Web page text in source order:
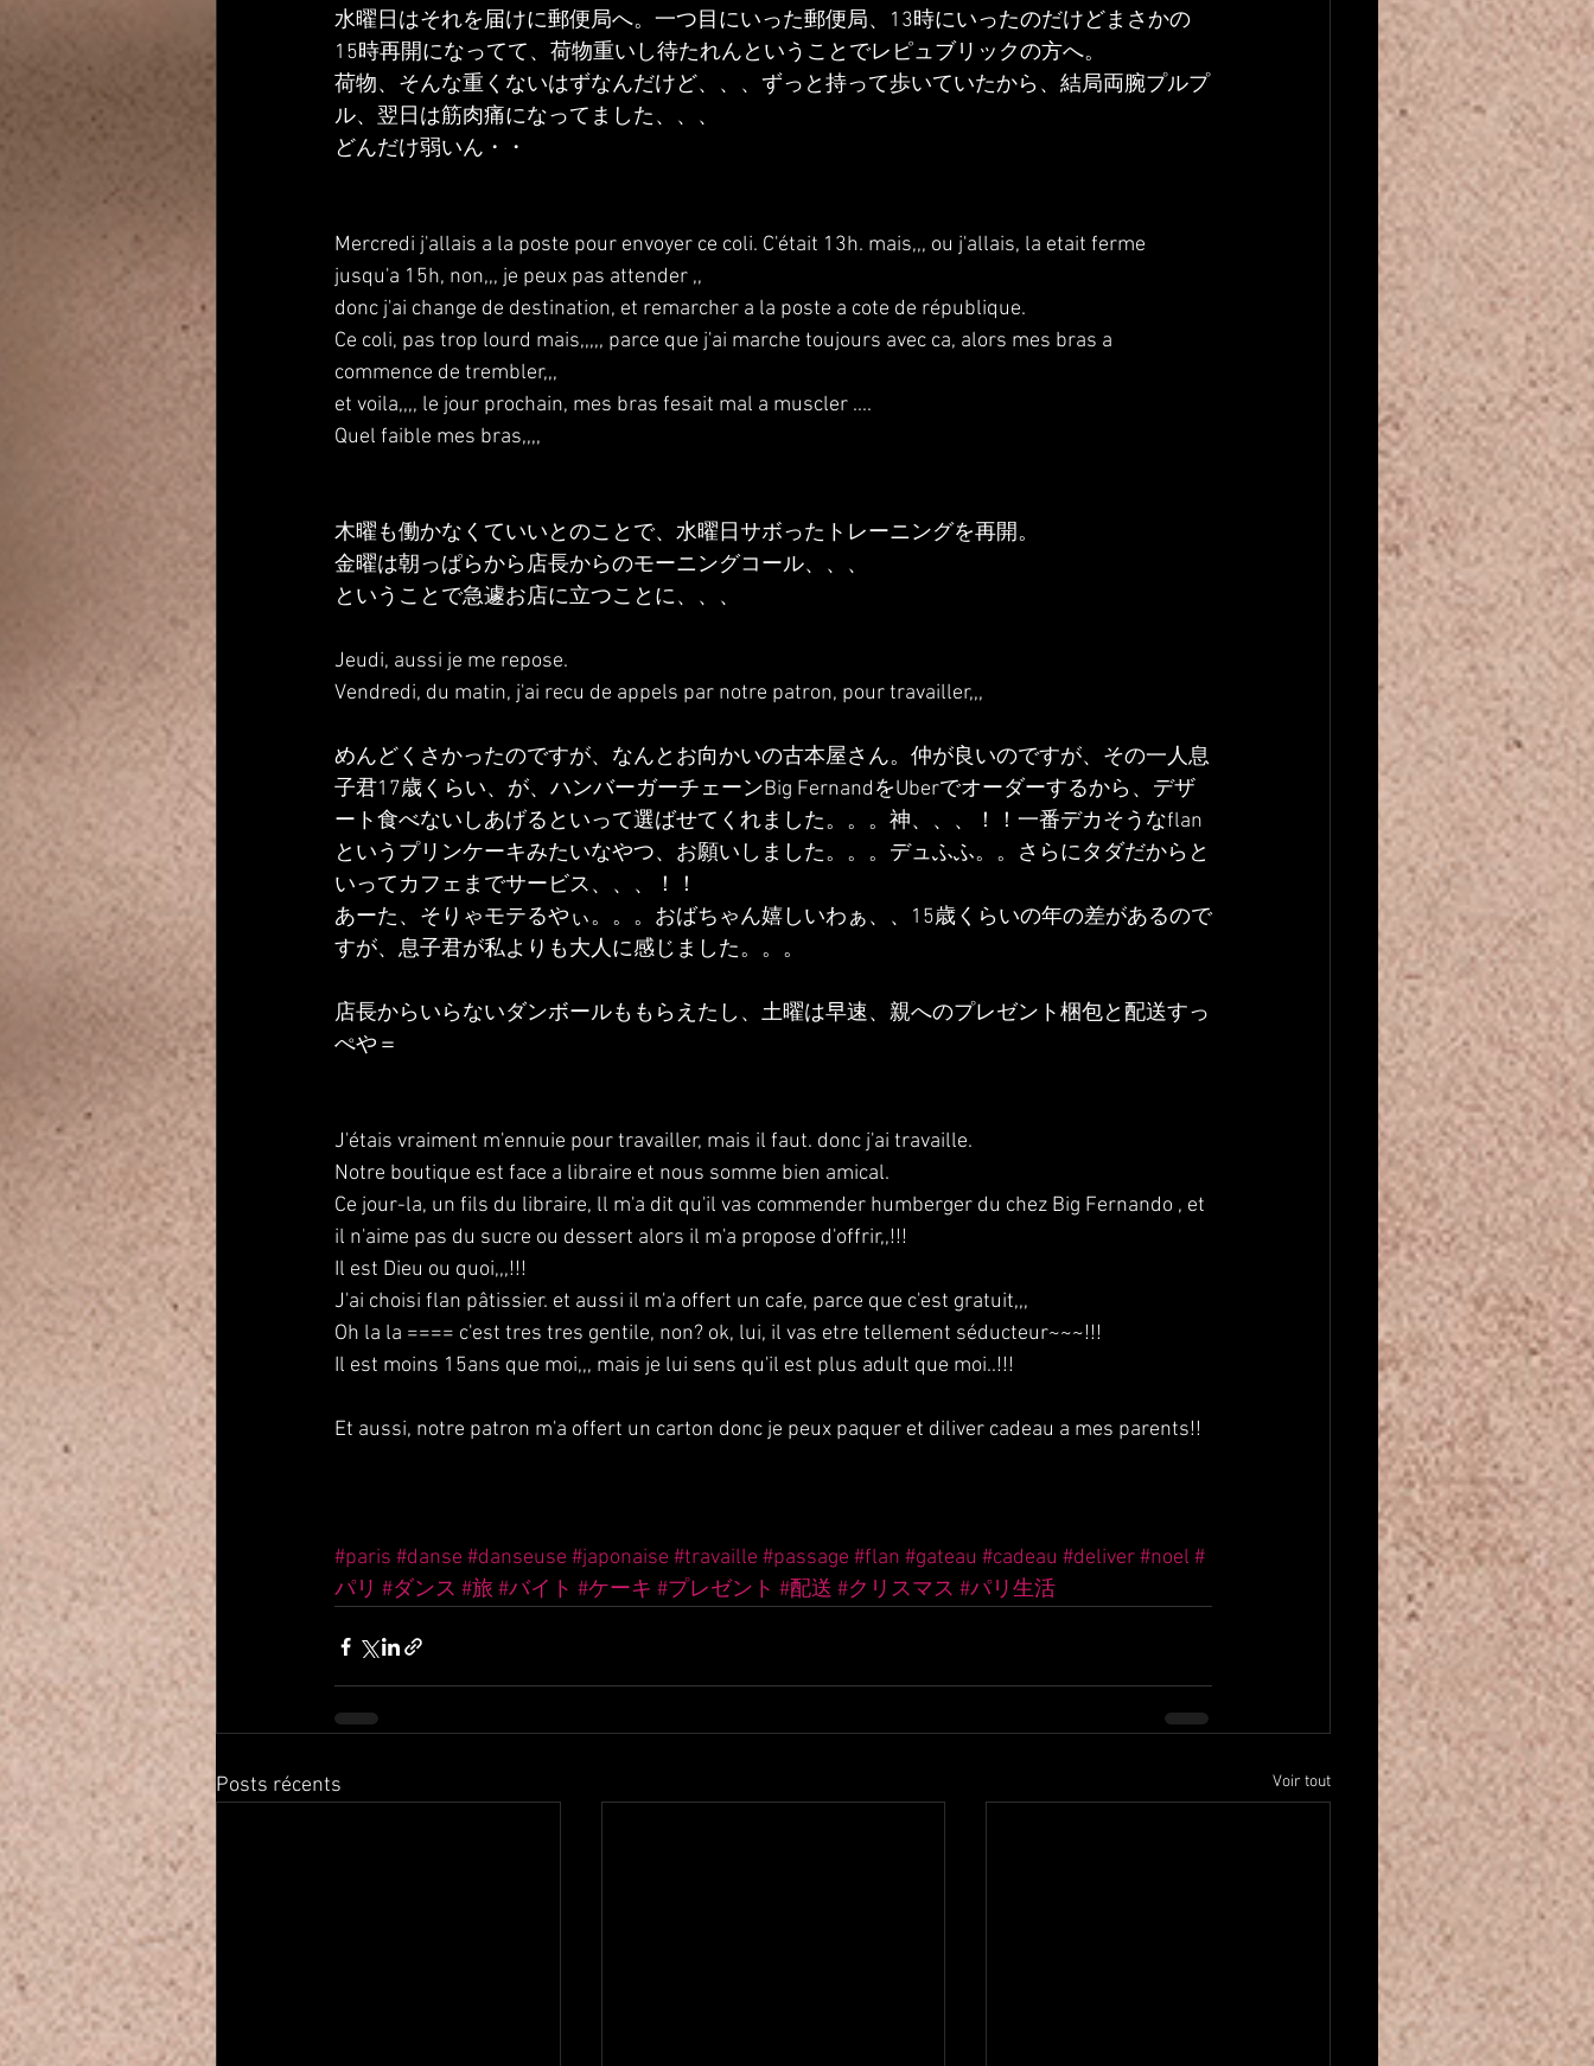
水曜日はそれを届けに郵便局へ。一つ目にいった郵便局、13時にいったのだけどまさかの
15時再開になってて、荷物重いし待たれんということでレピュブリックの方へ。
荷物、そんな重くないはずなんだけど、、、ずっと持って歩いていたから、結局両腕プルプ
ル、翌日は筋肉痛になってました、、、
どんだけ弱いん・・
Mercredi j'allais a la poste pour envoyer ce coli. C'était 13h. mais,,, ou j'allais, la etait ferme
jusqu'a 15h, non,,, je peux pas attender ,,
donc j'ai change de destination, et remarcher a la poste a cote de république.
Ce coli, pas trop lourd mais,,,,, parce que j'ai marche toujours avec ca, alors mes bras a
commence de trembler,,,
et voila,,,, le jour prochain, mes bras fesait mal a muscler ....
Quel faible mes bras,,,,
木曜も働かなくていいとのことで、水曜日サボったトレーニングを再開。
金曜は朝っぱらから店長からのモーニングコール、、、
ということで急遽お店に立つことに、、、
Jeudi, aussi je me repose.
Vendredi, du matin, j'ai recu de appels par notre patron, pour travailler,,,
めんどくさかったのですが、なんとお向かいの古本屋さん。仲が良いのですが、その一人息
子君17歳くらい、が、ハンバーガーチェーンBig FernandをUberでオーダーするから、デザ
ート食べないしあげるといって選ばせてくれました。。。神、、、！！一番デカそうなflan
というプリンケーキみたいなやつ、お願いしました。。。デュふふ。。さらにタダだからと
いってカフェまでサービス、、、！！
あーた、そりゃモテるやぃ。。。おばちゃん嬉しいわぁ、、15歳くらいの年の差があるので
すが、息子君が私よりも大人に感じました。。。
店長からいらないダンボールももらえたし、土曜は早速、親へのプレゼント梱包と配送すっ
ぺや＝
J'étais vraiment m'ennuie pour travailler, mais il faut. donc j'ai travaille.
Notre boutique est face a libraire et nous somme bien amical.
Ce jour-la, un fils du libraire, ll m'a dit qu'il vas commender humberger du chez Big Fernando , et
il n'aime pas du sucre ou dessert alors il m'a propose d'offrir,,!!!
Il est Dieu ou quoi,,,!!!
J'ai choisi flan pâtissier. et aussi il m'a offert un cafe, parce que c'est gratuit,,,
Oh la la ==== c'est tres tres gentile, non? ok, lui, il vas etre tellement séducteur~~~!!!
Il est moins 15ans que moi,,, mais je lui sens qu'il est plus adult que moi..!!!
Et aussi, notre patron m'a offert un carton donc je peux paquer et diliver cadeau a mes parents!!
#paris #danse #danseuse #japonaise #travaille #passage #flan #gateau #cadeau #deliver#noel #
パリ #ダンス #旅 #バイト #ケーキ #プレゼント #配送 #クリスマス #パリ生活
Posts récents Voir tout